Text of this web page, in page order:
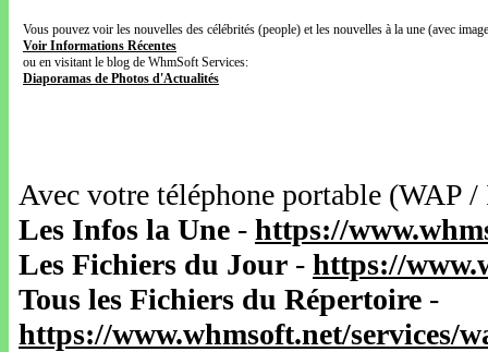
Vous pouvez voir les nouvelles des célébrités (people) et les nouvelles à la une (avec
Voir Informations Récentes
ou en visitant le blog de WhmSoft Services:
Diaporamas de Photos d'Actualités
Avec votre téléphone portable
Les Infos la Une - https://
Les Fichiers du Jour - https://
Tous les Fichiers du Répertoire -
https://www.whmsoft.net/services/